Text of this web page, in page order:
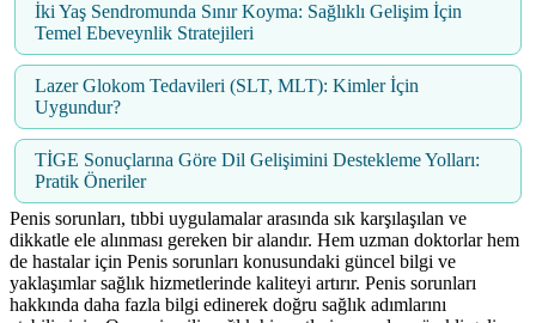
İki Yaş Sendromunda Sınır Koyma: Sağlıklı Gelişim İçin
Temel Ebeveynlik Stratejileri
Lazer Glokom Tedavileri (SLT, MLT): Kimler İçin
Uygundur?
TİGE Sonuçlarına Göre Dil Gelişimini Destekleme Yolları:
Pratik Öneriler
Penis sorunları, tıbbi uygulamalar arasında sık karşılaşılan ve
dikkatle ele alınması gereken bir alandır. Hem uzman doktorlar hem
de hastalar için Penis sorunları konusundaki güncel bilgi ve
yaklaşımlar sağlık hizmetlerinde kaliteyi artırır. Penis sorunları
hakkında daha fazla bilgi edinerek doğru sağlık adımlarını